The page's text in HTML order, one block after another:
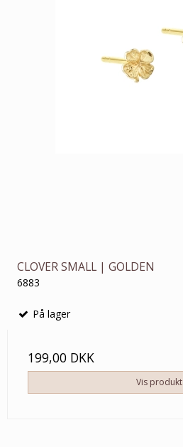
CLOVER SMALL | GOLDEN
6883
På lager
199,00 DKK
Vis produkt